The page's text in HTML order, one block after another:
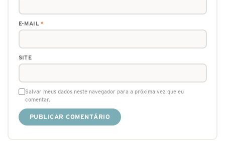
E-MAIL*
SITE
Salvar meus dados neste navegador para a próxima vez que eu
comentar.